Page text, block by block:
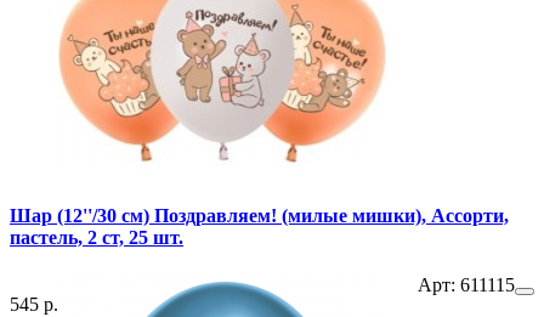
Шар (12''/30 см) Поздравляем! (милые мишки), Ассорти,
пастель, 2 ст, 25 шт.
545 р.
Арт: 611115